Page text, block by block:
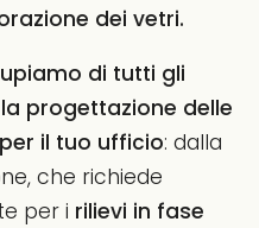
dei vetri.
di tutti gli
progettazione delle
il tuo ufficio: dalla
che richiede
per i rilievi in fase